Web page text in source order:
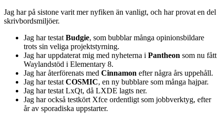
Jag har på sistone varit mer nyfiken än vanligt, och har provat en del
skrivbordsmiljöer.
Jag har testat Budgie, som bubblar många opinionsbildare
trots sin veliga projektstyrning.
Jag har uppdaterat mig med nyheterna i Pantheon som nu fått
Waylandstöd i Elementary 8.
Jag har återförenats med Cinnamon efter några års uppehåll.
Jag har testat COSMIC, en ny bubblare som många hajpar.
Jag har testat LxQt, då LXDE lagts ner.
Jag har också testkört Xfce ordentligt som jobbverktyg, efter
år av sporadiska uppstarter.